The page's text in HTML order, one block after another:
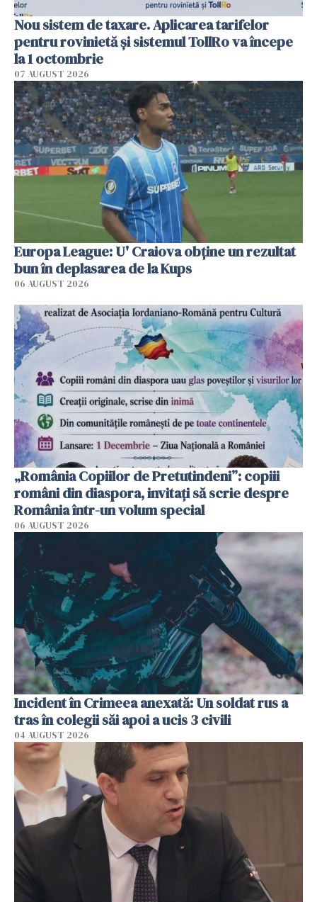
Nou sistem de taxare. Aplicarea tarifelor
pentru rovinietă şi sistemul TollRo va începe
la 1 octombrie
07 AUGUST 2026
Europa League: U' Craiova obține un rezultat
bun în deplasarea de la Kups
06 AUGUST 2026
„România Copiilor de Pretutindeni”: copiii
români din diaspora, invitați să scrie despre
România într-un volum special
06 AUGUST 2026
Incident în Crimeea anexată: Un soldat rus a
tras în colegii săi apoi a ucis 3 civili
04 AUGUST 2026